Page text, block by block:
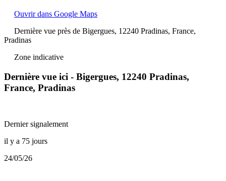
Ouvrir dans Google Maps
Dernière vue près de Bigergues, 12240 Pradinas, France,
Pradinas
Zone indicative
Dernière vue ici - Bigergues, 12240 Pradinas,
France, Pradinas
Dernier signalement
il y a 75 jours
24/05/26